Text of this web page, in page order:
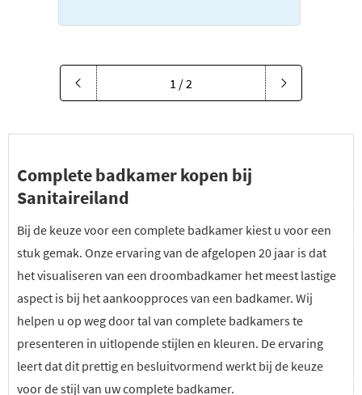
1 / 2
Complete badkamer kopen bij
Sanitaireiland
Bij de keuze voor een complete badkamer kiest u voor een
stuk gemak. Onze ervaring van de afgelopen 20 jaar is dat
het visualiseren van een droombadkamer het meest lastige
aspect is bij het aankoopproces van een badkamer. Wij
helpen u op weg door tal van complete badkamers te
presenteren in uitlopende stijlen en kleuren. De ervaring
leert dat dit prettig en besluitvormend werkt bij de keuze
voor de stijl van uw complete badkamer.